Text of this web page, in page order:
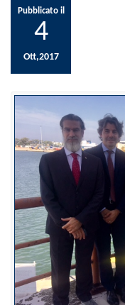
Pubblicato il
4
Ott,2017